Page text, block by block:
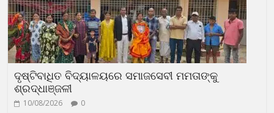
ଦୃଷ୍ଟିବାଧିତ ବିଦ୍ୟାଳୟରେ ସମାଜସେବୀ ମମତାଙ୍କୁ
ଶ୍ରଦ୍ଧାଞ୍ଜଳୀ
10/08/2026 0